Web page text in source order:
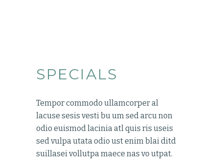
SPECIALS
Tempor commodo ullamcorper al
lacuse sesis vesti bu um sed arcu non
odio euismod lacinia atl quis ris useis
sed vulpa utata odio ust enim blai ditd
suillasei vollutpa maece nas vo utpat.